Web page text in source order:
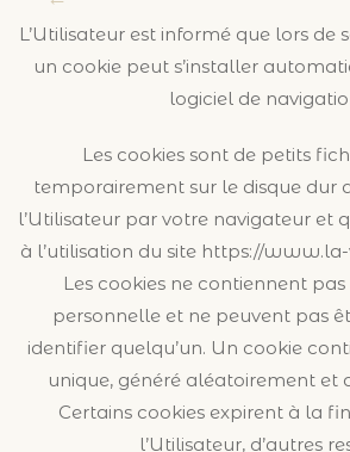
L’Utilisateur est informé que lors de
un cookie peut s’installer
logiciel de
Les cookies sont de petits
temporairement sur le disque dur
l’Utilisateur par votre navigateur et
à l’utilisation du site https://
Les cookies ne contiennent
personnelle et ne peuvent pas
identifier quelqu’un. Un cookie
unique, généré aléatoirement et
Certains cookies expirent à la
l’Utilisateur, d’autres